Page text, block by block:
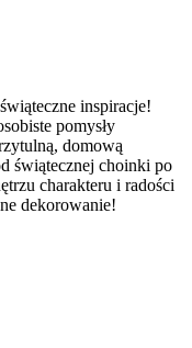
inspiracje!
pomysły
domową
świątecznej choinki po
charakteru i radości
dekorowanie!